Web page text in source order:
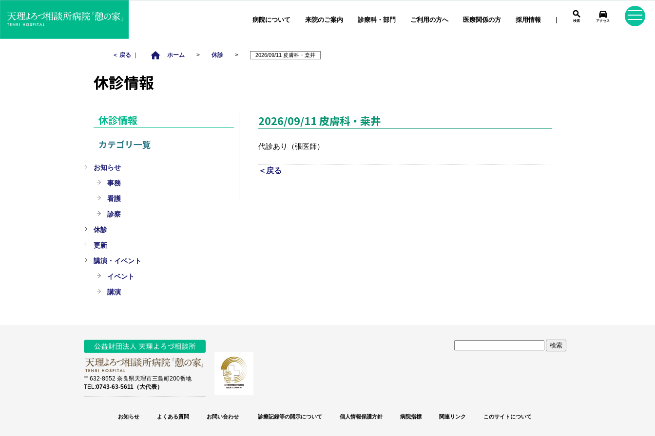
病院について 来院のご案内 診療科・部門 ご利用の方へ 医療関係の方 採用情報
search
検索
directions_car
アクセス
＜ 戻る ｜ home ホーム > 休診> 2026/09/11 皮膚科・桒井
休診情報
2026/09/11 皮膚科・桒井
代診あり（張医師）
＜戻る
休診情報
カテゴリ一覧
お知らせ
事務
看護
診察
休診
更新
講演・イベント
イベント
講演
〒632-8552 奈良県天理市三島町200番地
TEL:0743-63-5611（大代表）
お知らせ よくある質問 お問い合わせ 診療記録等の開示について 個人情報保護方針 病院指標 関連リンク このサイトについて